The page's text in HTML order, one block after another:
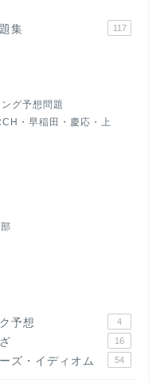
集 117
グ予想問題
・早稲田・慶応・上
予想 4
16
ズ・イディオム 54